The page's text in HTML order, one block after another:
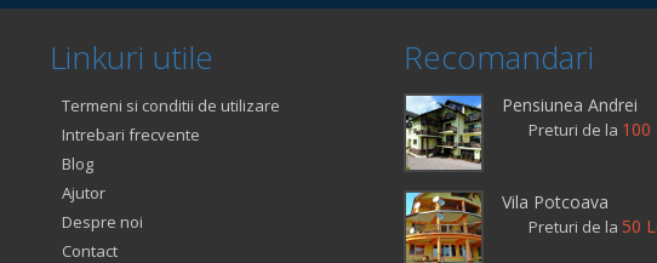
Linkuri utile
Termeni si conditii de utilizare
Intrebari frecvente
Blog
Ajutor
Despre noi
Contact
Recomandari
Pensiunea Andrei
Preturi de la 100
Vila Potcoava
Preturi de la 50